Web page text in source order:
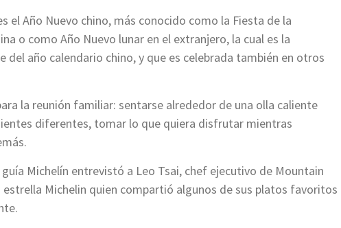
el Año Nuevo chino, más conocido como la Fiesta de la
o como Año Nuevo lunar en el extranjero, la cual es la
año calendario chino, y que es celebrada también en otros
la reunión familiar: sentarse alrededor de una olla caliente
diferentes, tomar lo que quiera disfrutar mientras
Michelín entrevistó a Leo Tsai, chef ejecutivo de Mountain
estrella Michelin quien compartió algunos de sus platos favoritos